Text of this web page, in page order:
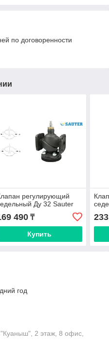
по договоренности
регулирующий
Ду 32 Sauter
490₸
Купить
год
2 этаж, 8 офис,